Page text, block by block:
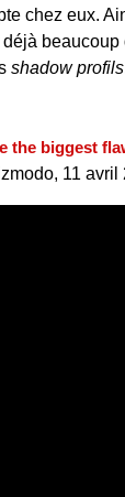
chez eux.
beaucoup
shadow profils
the biggest
11 avril